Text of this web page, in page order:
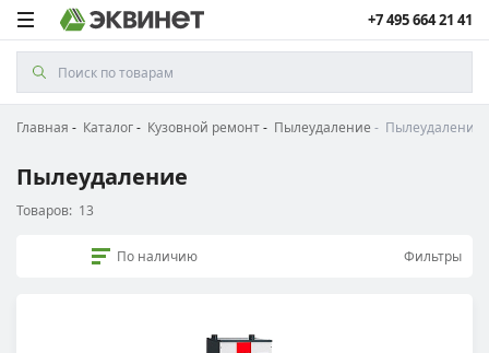
+7 495 664 21 41
Главная Каталог Кузовной ремонт Пылеудаление Пылеудаление
Пылеудаление
Товаров: 13
По наличию Фильтры